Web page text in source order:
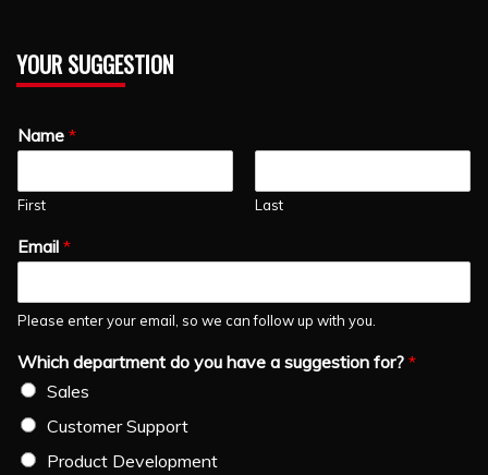
YOUR SUGGESTION
Name *
First Last
Email *
Please enter your email, so we can follow up with you.
Which department do you have a suggestion for? *
Sales
Customer Support
Product Development